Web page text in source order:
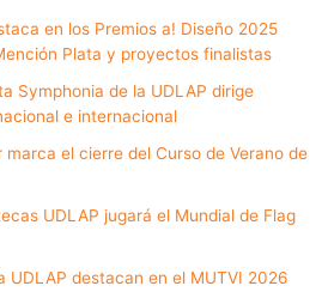
en los Premios a! Diseño 2025
Plata y proyectos finalistas
Symphonia de la UDLAP dirige
e internacional
el cierre del Curso de Verano de
UDLAP jugará el Mundial de Flag
UDLAP destacan en el MUTVI 2026